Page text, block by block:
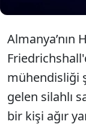
Almanya’nın
mühendisliği
gelen silahlı
bir kişi ağır